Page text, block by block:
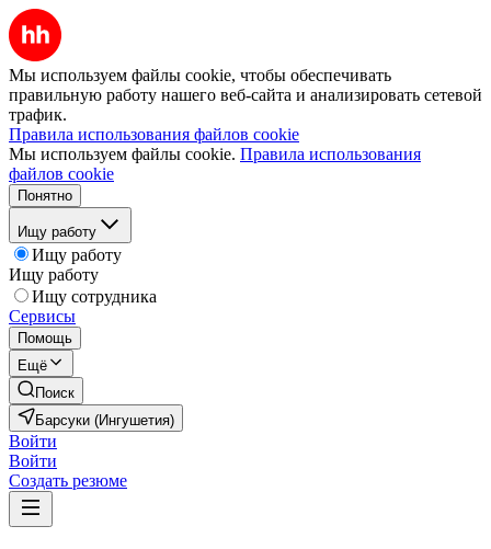
Мы используем файлы cookie, чтобы обеспечивать
правильную работу нашего веб-сайта и анализировать сетевой
трафик.
Правила использования файлов cookie
Мы используем файлы cookie. Правила использования
файлов cookie
Понятно
Ищу работу
Ищу работу
Ищу работу
Ищу сотрудника
Сервисы
Помощь
Ещё
Поиск
Барсуки (Ингушетия)
Войти
Войти
Создать резюме